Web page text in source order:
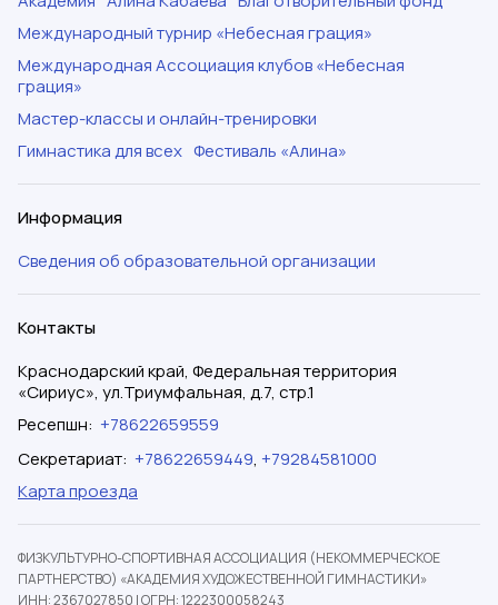
Международный турнир «Небесная грация»
Международная Ассоциация клубов «Небесная
грация»
Мастер-классы и онлайн-тренировки
Гимнастика для всех Фестиваль «Алина»
Информация
Сведения об образовательной организации
Контакты
Краснодарский край, Федеральная территория
«Сириус», ул.Триумфальная, д.7, стр.1
Ресепшн: +78622659559
Секретариат: +78622659449, +79284581000
Карта проезда
ФИЗКУЛЬТУРНО-СПОРТИВНАЯ АССОЦИАЦИЯ (НЕКОММЕРЧЕСКОЕ
ПАРТНЕРСТВО) «АКАДЕМИЯ ХУДОЖЕСТВЕННОЙ ГИМНАСТИКИ»
ИНН: 2367027850 |ОГРН: 1222300058243